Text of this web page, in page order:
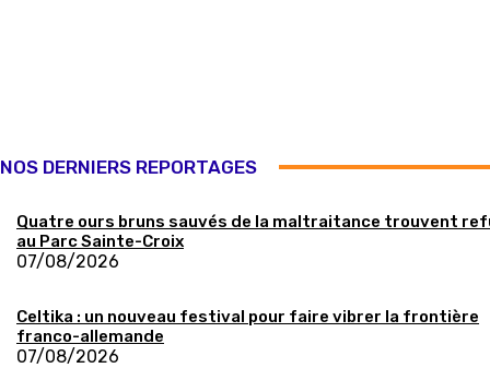
NOS DERNIERS REPORTAGES
Quatre ours bruns sauvés de la maltraitance trouvent
au Parc Sainte-Croix
07/08/2026
Celtika : un nouveau festival pour faire vibrer la frontière
franco-allemande
07/08/2026